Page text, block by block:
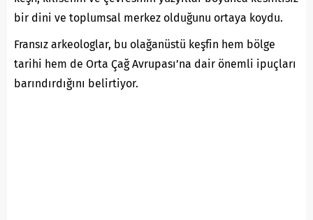
bir dini ve toplumsal merkez olduğunu ortaya koydu.
Fransız arkeologlar, bu olağanüstü keşfin hem bölge
tarihi hem de Orta Çağ Avrupası’na dair önemli ipuçları
barındırdığını belirtiyor.